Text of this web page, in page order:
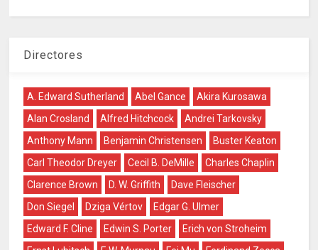
Directores
A. Edward Sutherland Abel Gance
Akira Kurosawa
Alan Crosland
Alfred Hitchcock
Andrei Tarkovsky
Anthony Mann
Benjamin Christensen
Buster Keaton
Carl Theodor Dreyer
Cecil B. DeMille
Charles Chaplin
Clarence Brown
D. W. Griffith
Dave Fleischer
Don Siegel
Dziga Vértov
Edgar G. Ulmer
Edward F. Cline
Edwin S. Porter
Erich von Stroheim